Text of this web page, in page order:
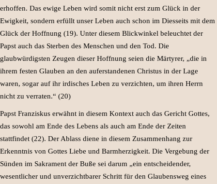
erhoffen. Das ewige Leben wird somit nicht erst zum Glück in der
Ewigkeit, sondern erfüllt unser Leben auch schon im Diesseits mit dem
Glück der Hoffnung (19). Unter diesem Blickwinkel beleuchtet der
Papst auch das Sterben des Menschen und den Tod. Die
glaubwürdigsten Zeugen dieser Hoffnung seien die Märtyrer, „die in
ihrem festen Glauben an den auferstandenen Christus in der Lage
waren, sogar auf ihr irdisches Leben zu verzichten, um ihren Herrn
nicht zu verraten.“ (20)
Papst Franziskus erwähnt in diesem Kontext auch das Gericht Gottes,
das sowohl am Ende des Lebens als auch am Ende der Zeiten
stattfindet (22). Der Ablass diene in diesem Zusammenhang zur
Erkenntnis von Gottes Liebe und Barmherzigkeit. Die Vergebung der
Sünden im Sakrament der Buße sei darum „ein entscheidender,
wesentlicher und unverzichtbarer Schritt für den Glaubensweg eines